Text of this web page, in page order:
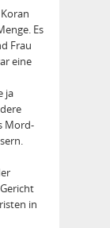
Es
Frau
eine
ja
Mord-
in